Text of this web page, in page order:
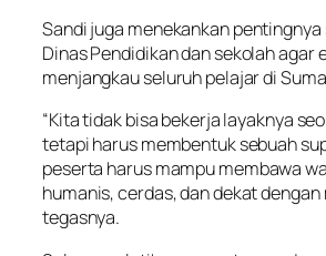
Sandi juga menekankan
Dinas Pendidikan dan sekolah agar
menjangkau seluruh pelajar di
“Kita tidak bisa bekerja layaknya
tetapi harus membentuk sebuah
peserta harus mampu membawa
humanis, cerdas, dan dekat dengan
tegasnya.